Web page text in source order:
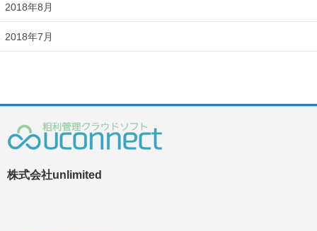
2018年8月
2018年7月
株式会社unlimited